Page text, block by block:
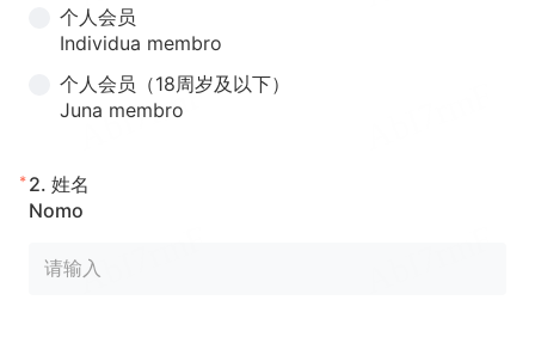
个人会员
Individua membro
个人会员（18周岁及以下）
Juna membro
* 2. 姓名
Nomo